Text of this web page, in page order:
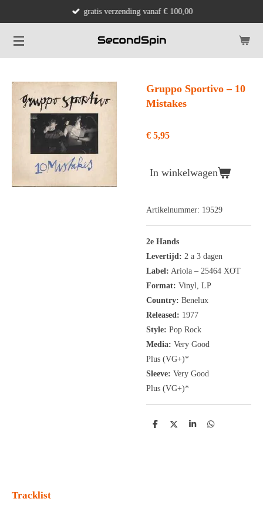
naar
de
gratis verzending vanaf € 100,00
Gruppo Sportivo ‎– 10
Mistakes
€ 5,95
In winkelwagen
Artikelnummer: 19529
2e Hands
Levertijd: 2 a 3 dagen
Label: Ariola ‎– 25464 XOT
Format: Vinyl, LP
Country: Benelux
Released: 1977
Style: Pop Rock
Media: Very Good
Plus (VG+)*
Sleeve: Very Good
Plus (VG+)*
D
D
S
D
Tracklist